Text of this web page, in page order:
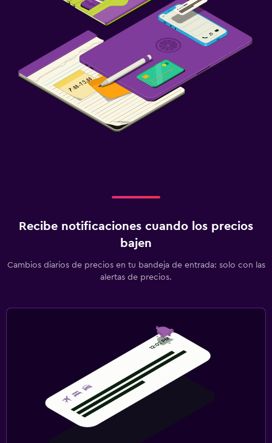
Recibe notificaciones cuando los precios
bajen
Cambios diarios de precios en tu bandeja de entrada: solo con las
alertas de precios.